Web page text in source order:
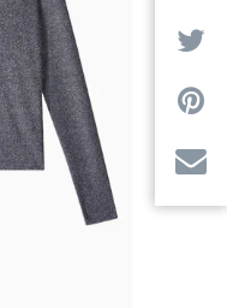
Next